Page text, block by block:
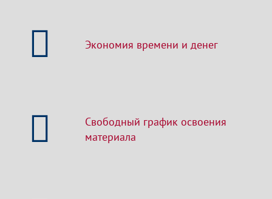
Экономия времени и денег
Свободный график освоения
материала